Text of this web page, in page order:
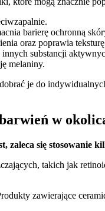
barierę ochronną
oraz poprawia
innych substancji
melaniny.
je do
w
zaleca się stosowanie
takich jak
zawierające